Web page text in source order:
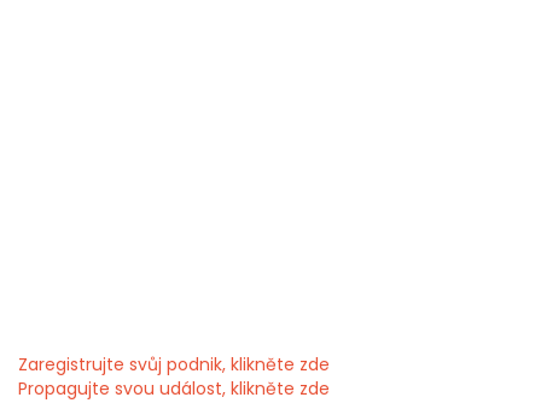
Zaregistrujte svůj podnik, klikněte zde
Propagujte svou událost, klikněte zde